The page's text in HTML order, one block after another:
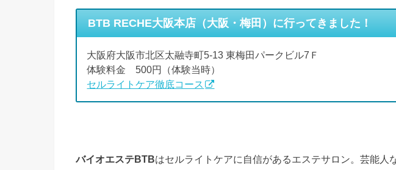
BTB RECHE大阪本店（大阪・梅田）に行ってきました！
大阪府大阪市北区太融寺町5-13 東梅田パークビル7Ｆ
体験料金 500円（体験当時）
セルライトケア徹底コース
バイオエステBTBはセルライトケアに自信があるエステサロン。芸能人